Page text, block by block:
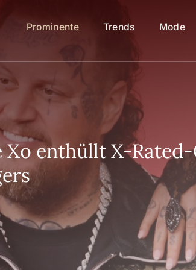
Prominente Trends Mode
Xo enthüllt X-